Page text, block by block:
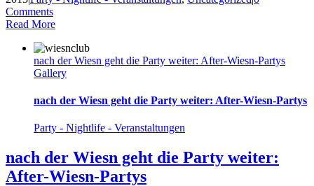
Comments
Read More
nach der Wiesn geht die Party weiter: After-Wiesn-Partys
Gallery
nach der Wiesn geht die Party weiter: After-Wiesn-Partys
Party - Nightlife - Veranstaltungen
nach der Wiesn geht die Party weiter:
After-Wiesn-Partys